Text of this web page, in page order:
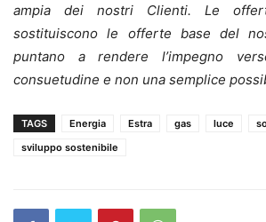
ampia dei nostri Clienti. Le
sostituiscono le offerte base del
puntano a rendere l’impegno
consuetudine e non una semplice
TAGS Energia Estra gas luce
sviluppo sostenibile